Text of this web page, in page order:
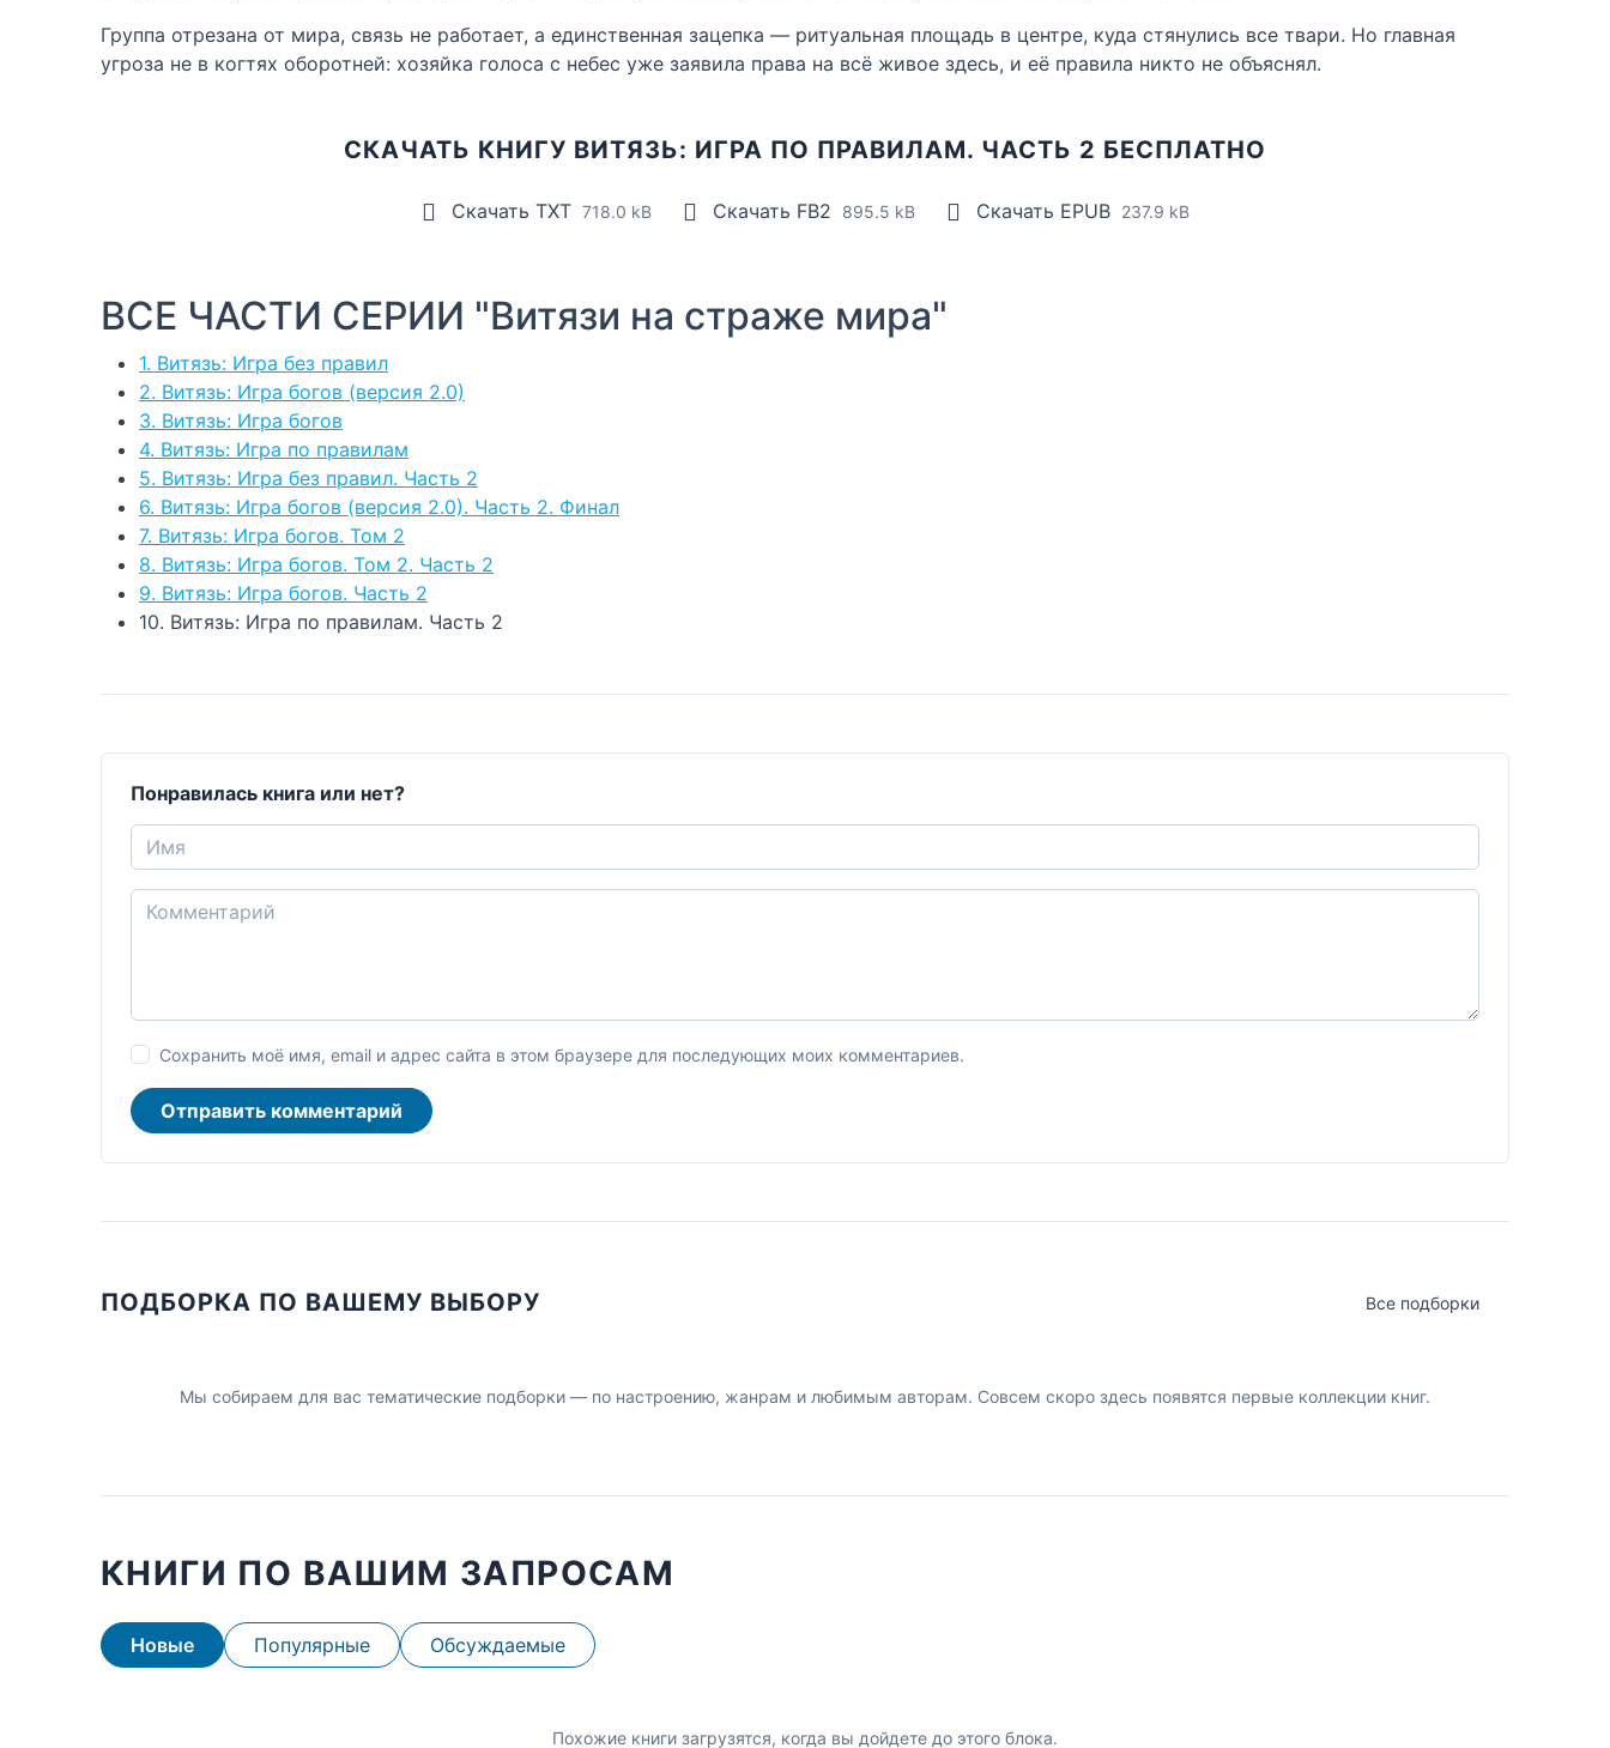
Группа отрезана от мира, связь не работает, а единственная зацепка — ритуальная площадь в центре, куда стянулись все твари. Но главная
угроза не в когтях оборотней: хозяйка голоса с небес уже заявила права на всё живое здесь, и её правила никто не объяснял.
СКАЧАТЬ КНИГУ ВИТЯЗЬ: ИГРА ПО ПРАВИЛАМ. ЧАСТЬ 2 БЕСПЛАТНО
Скачать TXT 718.0 kB Скачать FB2 895.5 kB Скачать EPUB 237.9 kB
ВСЕ ЧАСТИ СЕРИИ "Витязи на страже мира"
1. Витязь: Игра без правил
2. Витязь: Игра богов (версия 2.0)
3. Витязь: Игра богов
4. Витязь: Игра по правилам
5. Витязь: Игра без правил. Часть 2
6. Витязь: Игра богов (версия 2.0). Часть 2. Финал
7. Витязь: Игра богов. Том 2
8. Витязь: Игра богов. Том 2. Часть 2
9. Витязь: Игра богов. Часть 2
10. Витязь: Игра по правилам. Часть 2
Понравилась книга или нет?
Сохранить моё имя, email и адрес сайта в этом браузере для последующих моих комментариев.
Отправить комментарий
ПОДБОРКА ПО ВАШЕМУ ВЫБОРУ Все подборки
Мы собираем для вас тематические подборки — по настроению, жанрам и любимым авторам. Совсем скоро здесь появятся первые коллекции книг.
КНИГИ ПО ВАШИМ ЗАПРОСАМ
Новые Популярные Обсуждаемые
Похожие книги загрузятся, когда вы дойдете до этого блока.